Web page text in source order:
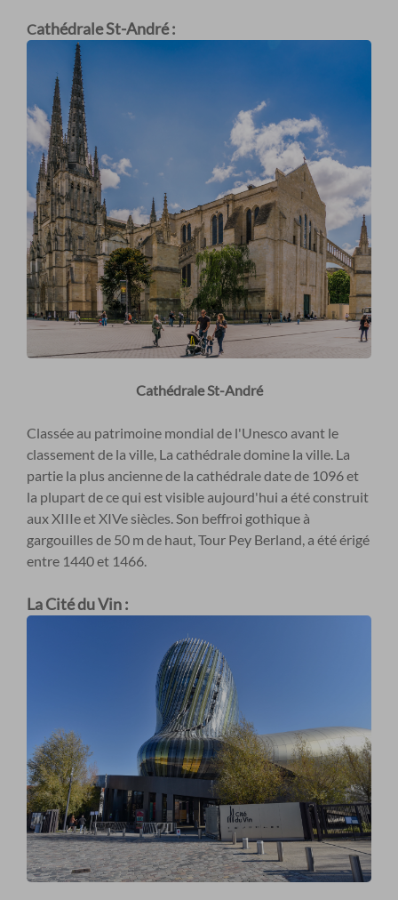
Cathédrale St-André :
Cathédrale St-André
Classée au patrimoine mondial de l'Unesco avant le
classement de la ville, La cathédrale domine la ville. La
partie la plus ancienne de la cathédrale date de 1096 et
la plupart de ce qui est visible aujourd'hui a été construit
aux XIIIe et XIVe siècles. Son beffroi gothique à
gargouilles de 50 m de haut, Tour Pey Berland, a été érigé
entre 1440 et 1466.
La Cité du Vin: